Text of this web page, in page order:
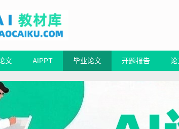
文 AIPPT 毕业论文 开题报告 论